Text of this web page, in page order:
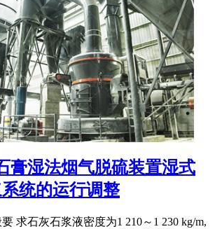
膏湿法烟气脱硫装置湿式
统的运行调整
求石灰石浆液密度为1 210～1 230 kg/m,